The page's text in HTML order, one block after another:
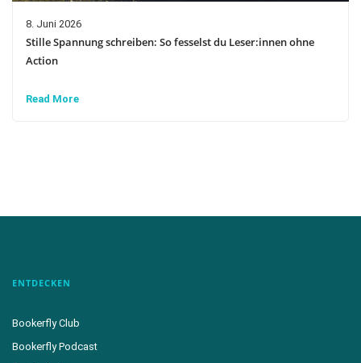
8. Juni 2026
Stille Spannung schreiben: So fesselst du Leser:innen ohne
Action
Read More
ENTDECKEN
Bookerfly Club
Bookerfly Podcast